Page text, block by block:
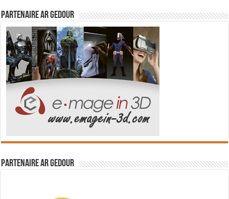
Partenaire Ar Gedour
Partenaire Ar Gedour